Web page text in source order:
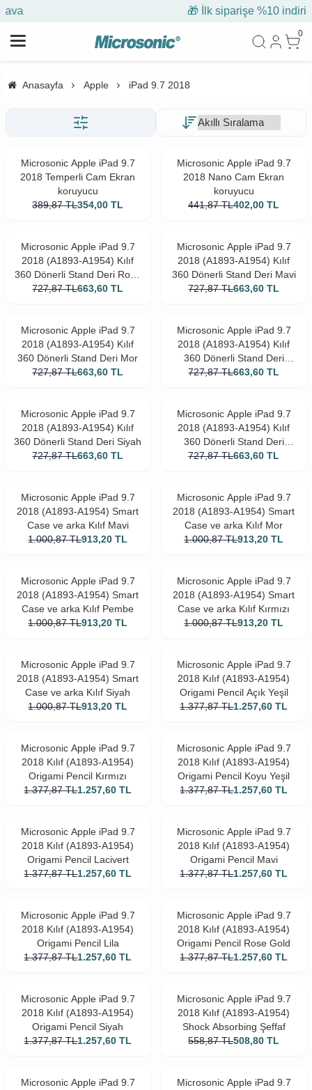
🎁 İlk siparişe %10 indirim
0
Anasayfa Apple iPad 9.7 2018
Microsonic Apple iPad 9.7
2018 Temperli Cam Ekran
koruyucu
389,87 TL354,00 TL
Microsonic Apple iPad 9.7
2018 Nano Cam Ekran
koruyucu
441,87 TL402,00 TL
Microsonic Apple iPad 9.7
2018 (A1893-A1954) Kılıf
360 Dönerli Stand Deri Rose
Gold
727,87 TL663,60 TL
Microsonic Apple iPad 9.7
2018 (A1893-A1954) Kılıf
360 Dönerli Stand Deri Mavi
727,87 TL663,60 TL
Microsonic Apple iPad 9.7
2018 (A1893-A1954) Kılıf
360 Dönerli Stand Deri Mor
727,87 TL663,60 TL
Microsonic Apple iPad 9.7
2018 (A1893-A1954) Kılıf
360 Dönerli Stand Deri
Pembe
727,87 TL663,60 TL
Microsonic Apple iPad 9.7
2018 (A1893-A1954) Kılıf
360 Dönerli Stand Deri Siyah
727,87 TL663,60 TL
Microsonic Apple iPad 9.7
2018 (A1893-A1954) Kılıf
360 Dönerli Stand Deri
Kırmızı
727,87 TL663,60 TL
Microsonic Apple iPad 9.7
2018 (A1893-A1954) Smart
Case ve arka Kılıf Mavi
1.000,87 TL913,20 TL
Microsonic Apple iPad 9.7
2018 (A1893-A1954) Smart
Case ve arka Kılıf Mor
1.000,87 TL913,20 TL
Microsonic Apple iPad 9.7
2018 (A1893-A1954) Smart
Case ve arka Kılıf Pembe
1.000,87 TL913,20 TL
Microsonic Apple iPad 9.7
2018 (A1893-A1954) Smart
Case ve arka Kılıf Kırmızı
1.000,87 TL913,20 TL
Microsonic Apple iPad 9.7
2018 (A1893-A1954) Smart
Case ve arka Kılıf Siyah
1.000,87 TL913,20 TL
Microsonic Apple iPad 9.7
2018 Kılıf (A1893-A1954)
Origami Pencil Açık Yeşil
1.377,87 TL1.257,60 TL
Microsonic Apple iPad 9.7
2018 Kılıf (A1893-A1954)
Origami Pencil Kırmızı
1.377,87 TL1.257,60 TL
Microsonic Apple iPad 9.7
2018 Kılıf (A1893-A1954)
Origami Pencil Koyu Yeşil
1.377,87 TL1.257,60 TL
Microsonic Apple iPad 9.7
2018 Kılıf (A1893-A1954)
Origami Pencil Lacivert
1.377,87 TL1.257,60 TL
Microsonic Apple iPad 9.7
2018 Kılıf (A1893-A1954)
Origami Pencil Mavi
1.377,87 TL1.257,60 TL
Microsonic Apple iPad 9.7
2018 Kılıf (A1893-A1954)
Origami Pencil Lila
1.377,87 TL1.257,60 TL
Microsonic Apple iPad 9.7
2018 Kılıf (A1893-A1954)
Origami Pencil Rose Gold
1.377,87 TL1.257,60 TL
Microsonic Apple iPad 9.7
2018 Kılıf (A1893-A1954)
Origami Pencil Siyah
1.377,87 TL1.257,60 TL
Microsonic Apple iPad 9.7
2018 Kılıf (A1893-A1954)
Shock Absorbing Şeffaf
558,87 TL508,80 TL
Microsonic Apple iPad 9.7
Microsonic Apple iPad 9.7